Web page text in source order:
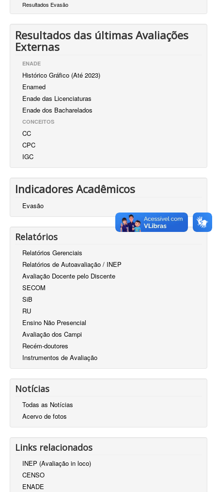
Resultados Evasão
Resultados das últimas Avaliações
Externas
ENADE
Histórico Gráfico (Até 2023)
Enamed
Enade das Licenciaturas
Enade dos Bacharelados
CONCEITOS
CC
CPC
IGC
Indicadores Acadêmicos
Evasão
Relatórios
Relatórios Gerenciais
Relatórios de Autoavaliação / INEP
Avaliação Docente pelo Discente
SECOM
SiB
RU
Ensino Não Presencial
Avaliação dos Campi
Recém-doutores
Instrumentos de Avaliação
Notícias
Todas as Notícias
Acervo de fotos
Links relacionados
INEP (Avaliação in loco)
CENSO
ENADE